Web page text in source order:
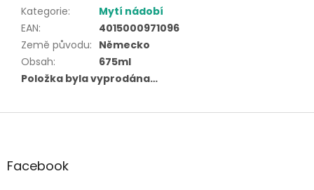
Kategorie:
Mytí nádobí
EAN:
4015000971096
Země původu: Německo
Obsah:
675ml
Položka byla vyprodána…
Z
aFacebook